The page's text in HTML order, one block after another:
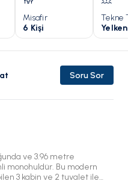
Misafir
6 Kişi
Tekne
Soru Sor
ve 3.96 metre
monohuldür. Bu modern
3 kabin ve 2 tuvalet ile